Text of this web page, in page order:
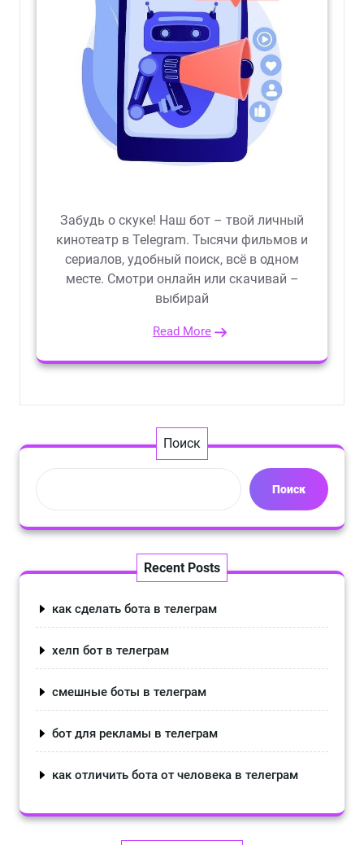
Забудь о скуке! Наш бот – твой личный
кинотеатр в Telegram. Тысячи фильмов и
сериалов, удобный поиск, всё в одном
месте. Смотри онлайн или скачивай –
выбирай
Read More
Поиск
Поиск
Recent Posts
как сделать бота в телеграм
хелп бот в телеграм
смешные боты в телеграм
бот для рекламы в телеграм
как отличить бота от человека в телеграм